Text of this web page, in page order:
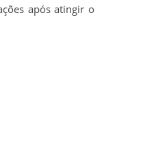
após atingir o